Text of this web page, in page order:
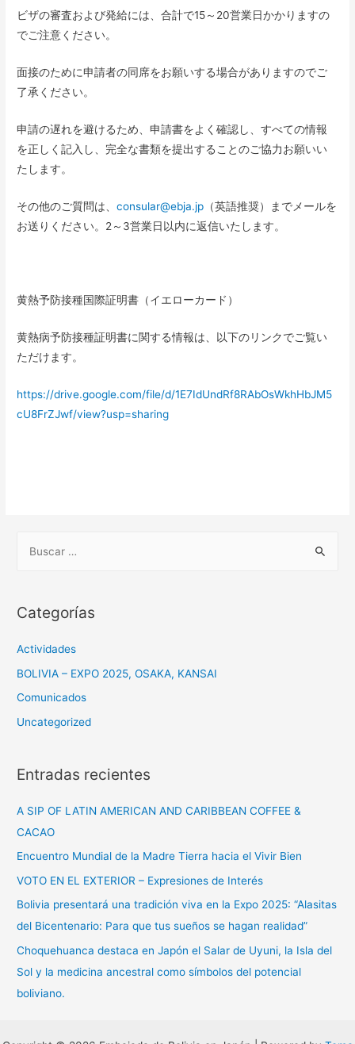
ビザの審査および発給には、合計で15～20営業日かかりますの
でご注意ください。
面接のために申請者の同席をお願いする場合がありますのでご
了承ください。
申請の遅れを避けるため、申請書をよく確認し、すべての情報
を正しく記入し、完全な書類を提出することのご協力お願いい
たします。
その他のご質問は、consular@ebja.jp （英語推奨）までメールを
お送りください。2～3営業日以内に返信いたします。
黄熱予防接種国際証明書（イエローカード）
黄熱病予防接種証明書に関する情報は、以下のリンクでご覧い
ただけます。
https://drive.google.com/file/d/1E7IdUndRf8RAbOsWkhHbJM5
cU8FrZJwf/view?usp=sharing
c
r
:
Categorías
Actividades
BOLIVIA – EXPO 2025, OSAKA, KANSAI
Comunicados
Uncategorized
Entradas recientes
A SIP OF LATIN AMERICAN AND CARIBBEAN COFFEE &
CACAO
Encuentro Mundial de la Madre Tierra hacia el Vivir Bien
VOTO EN EL EXTERIOR – Expresiones de Interés
Bolivia presentará una tradición viva en la Expo 2025: “Alasitas
del Bicentenario: Para que tus sueños se hagan realidad”
Choquehuanca destaca en Japón el Salar de Uyuni, la Isla del
Sol y la medicina ancestral como símbolos del potencial
boliviano.